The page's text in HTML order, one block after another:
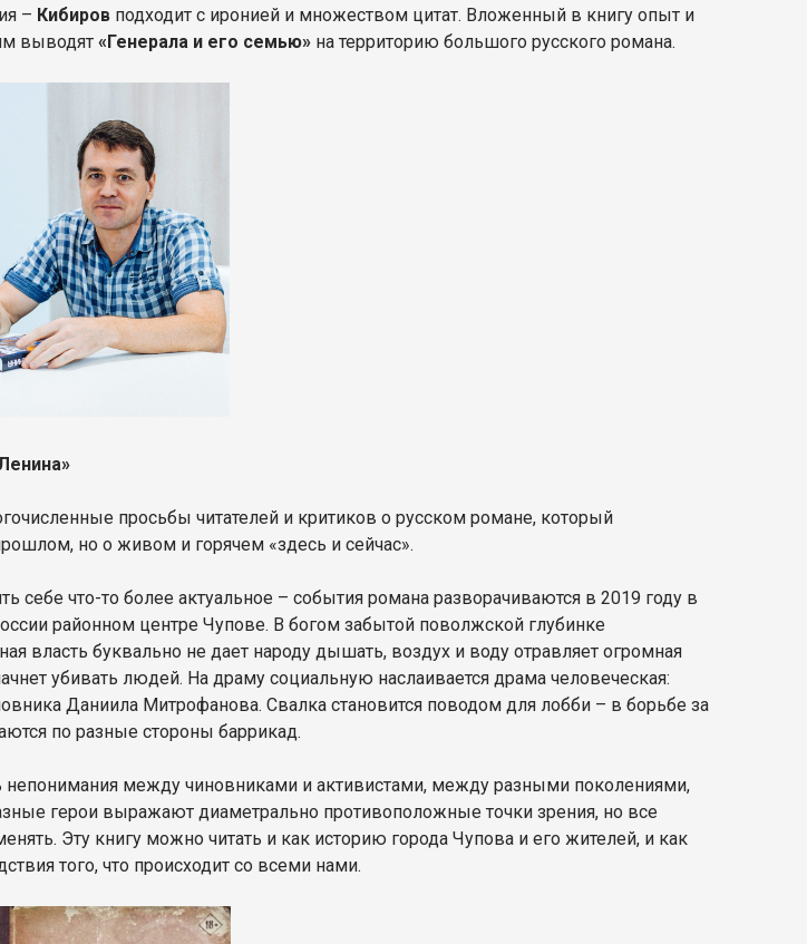
– Кибиров подходит с иронией и множеством цитат. Вложенный в книгу опыт и
выводят«Генерала и его семью» на территорию большого русского романа.
просьбы читателей и критиков о русском романе, который
но о живом и горячем «здесь и сейчас».
себе что-то более актуальное – события романа разворачиваются в 2019 году в
районном центре Чупове. В богом забытой поволжской глубинке
власть буквально не дает народу дышать, воздух и воду отравляет огромная
убивать людей. На драму социальную наслаивается драма человеческая:
Даниила Митрофанова. Свалка становится поводом для лобби – в борьбе за
по разные стороны баррикад.
непонимания между чиновниками и активистами, между разными поколениями,
герои выражают диаметрально противоположные точки зрения, но все
Эту книгу можно читать и как историю города Чупова и его жителей, и как
того, что происходит со всеми нами.